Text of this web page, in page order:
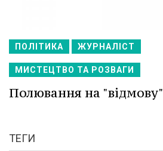
ПОЛІТИКА ЖУРНАЛІСТ
МИСТЕЦТВО ТА РОЗВАГИ
Полювання на "відмову"
ТЕГИ